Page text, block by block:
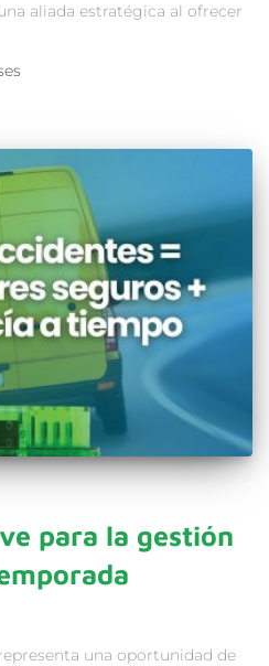
aliada estratégica al ofrecer
para la gestión
una oportunidad de